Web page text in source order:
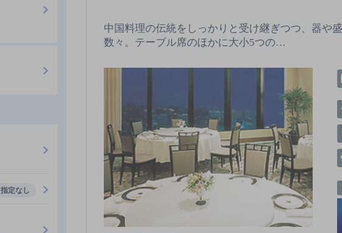
中国料理の伝統をしっかりと受け継ぎつつ、器や
数々。テーブル席のほかに大小5つの…
指定なし